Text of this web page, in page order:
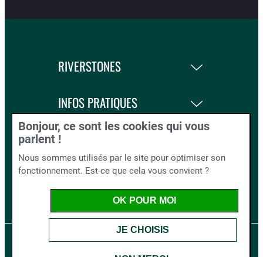
RIVERSTONES
INFOS PRATIQUES
LA BOUTIQUE
BLOG AND CO.
Mentions légales Cookies
Crédits
Bonjour, ce sont les cookies qui vous
parlent !
Nous sommes utilisés par le site pour optimiser son
fonctionnement. Est-ce que cela vous convient ?
JE CHOISIS
OK POUR MOI